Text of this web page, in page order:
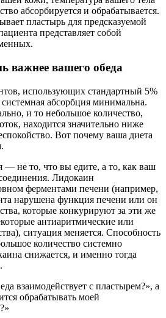
абсорбируется и обрабатывается.
пластырь для предсказуемой
представляет собой
важнее вашего обеда
использующих стандартный 5%
абсорбция минимальна.
и то небольшое количество,
находится значительно ниже
Вот почему ваша диета
— не то, что вы едите, а то, как ваш
Лидокаин
ферментами печени (например,
нарушена функция печени или он
которые конкурируют за эти же
антиаритмические или
ситуация меняется. Способность
количество системно
снижается, и именно тогда
взаимодействует с пластырем?», а
обрабатывать моей